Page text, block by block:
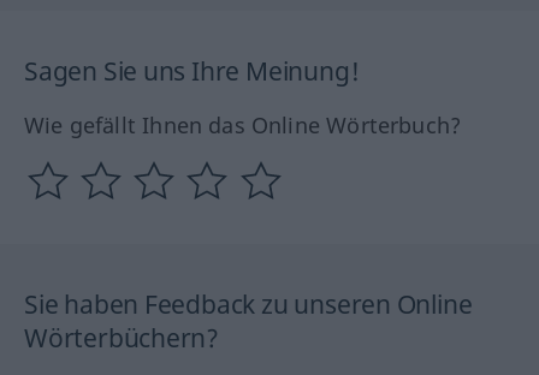
Sagen Sie uns Ihre Meinung!
Wie gefällt Ihnen das Online Wörterbuch?
Sie haben Feedback zu unseren Online
Wörterbüchern?